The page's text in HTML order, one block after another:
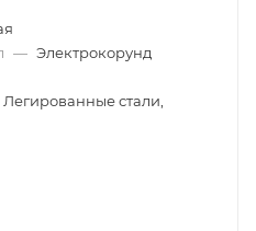
— Электрокорунд
Легированные стали,